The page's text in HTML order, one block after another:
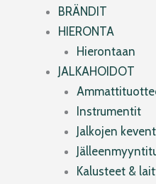
BRÄNDIT
HIERONTA
Hierontaan
JALKAHOIDOT
Instrumentit
Jalkojen
Kalusteet &